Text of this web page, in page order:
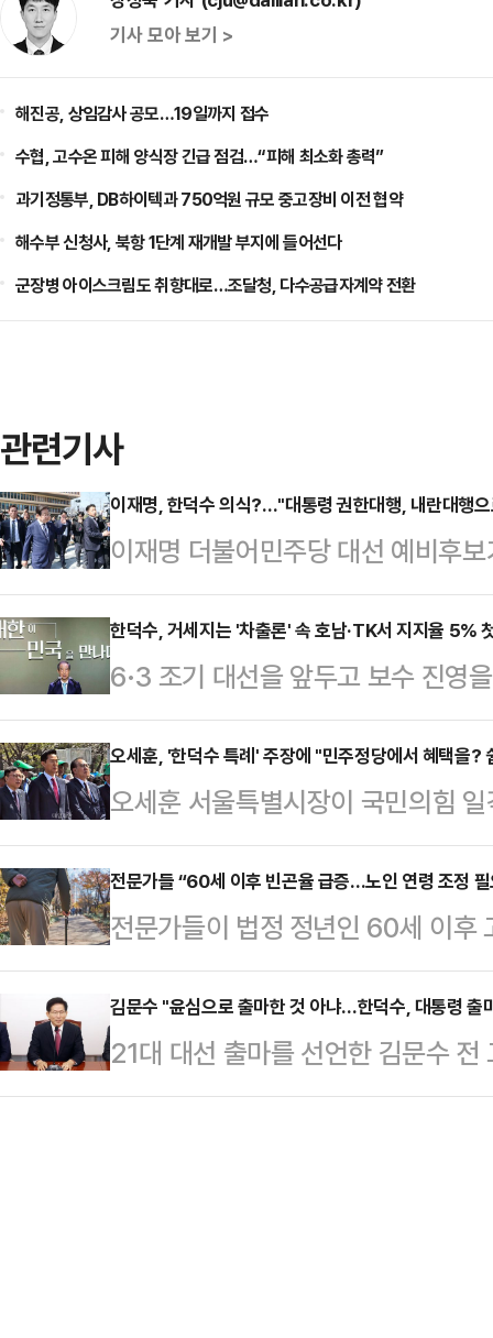
기사 모아 보기 >
해진공, 상임감사 공모…19일까지 접수
수협, 고수온 피해 양식장 긴급 점검…“피해 최소화 총력”
과기정통부, DB하이텍과 750억원 규모 중고장비 이전 협약
해수부 신청사, 북항 1단계 재개발 부지에 들어선다
군장병 아이스크림도 취향대로…조달청, 다수공급자계약 전환
관련기사
이재명, 한덕수 의식?…"대통령 권한대행, 내란대행
이재명 더불어민주당 대선 예비후
향해 "대통령 권한대행이 내란대행
힘에서 '한덕수 대망론'이 급부상하
관심이 모인다. 이재명 후보는 11
견을 마친 후 취재진의 '내란 종식
세력, 내란 세력이 준동하고 있고,
했다.이어 "내란의 주요 책임자가
헌법이 일상…
한덕수, 거세지는 '차출론' 속 호남·TK서 지지율 5%
6·3 조기 대선을 앞두고 보수 진영
을 받고 있는 가운데, 한덕수 대통
호도 여론조사에서 2%의 지지율
'앞으로 우리나라를 이끌어갈 정치
고 생각하느냐'고 무선 100% 전화
어민주당 대표는 37%, 김문수 전
전 대구광역시장(5%), 한동훈 국
그 뒤…
오세훈, '한덕수 특례' 주장에 "민주정당에서 혜택을?
오세훈 서울특별시장이 국민의힘
리에게 본경선(5월 1~2일)에 바로
장이 나오는 데 대해 "민주정당에서
건 쉽지 않을 것"이라고 사실상 반
전 서울 영등포구 여의도공원에서
한 뒤 기자들과 만나 관련 질문에
분이 경선에 참여해서 경선이 국민
되기를 기대…
전문가들 “60세 이후 빈곤율 급증…노인 연령 조정
전문가들이 법정 정년인 60세 이후
정년 이후 고용기간 연장을 지원해
을 고려해 제도별로 단계적, 점진적
다고 했다.11일 노인연령 논의를
견들이 논의됐다. 이번 간담회는
김문수 "윤심으로 출마한 것 아냐…한덕수, 대통령 출
21대 대선 출마를 선언한 김문수
'윤심(尹心) 후보'라는 평가에 대해